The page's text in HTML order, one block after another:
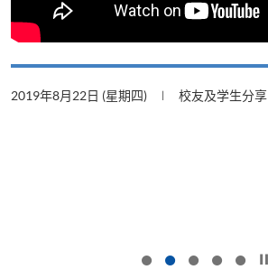
2019年8月22日 (星期四) 校友及学生分享